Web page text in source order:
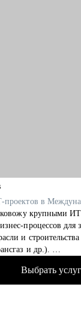
крупными
процессов для
и
и др.).
в реализации
продуктов.
по
Выбрать